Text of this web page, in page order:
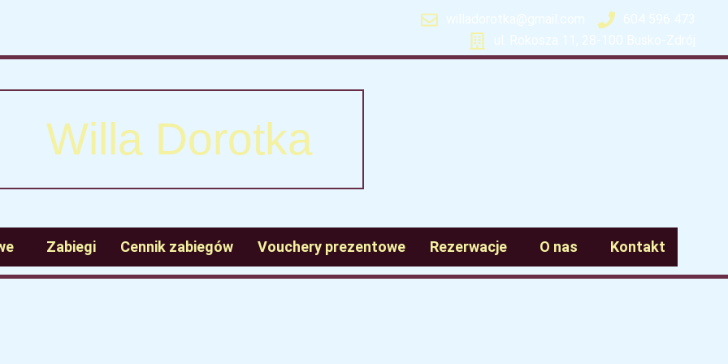
willadorotka@gmail.com
604 596 473
ul. Rokosza 11, 28-100 Busko-Zdrój
Willa Dorotka
Zabiegi Cennik zabiegów Vouchery prezentowe Rezerwacje O nas Kontakt